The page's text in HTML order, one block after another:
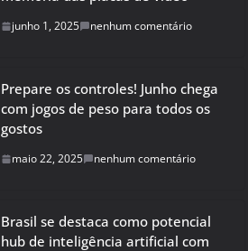
junho 1, 2025 nenhum comentário
Prepare os controles! Junho chega
com jogos de peso para todos os
gostos
maio 22, 2025 nenhum comentário
Brasil se destaca como potencial
hub de inteligência artificial com